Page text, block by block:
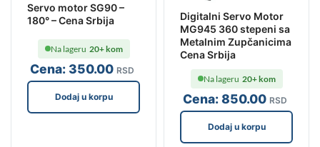
Servo motor SG90 –
180° – Cena Srbija
Cena:350.00 RSD
Na lageru 20+ kom
Dodaj u korpu
Digitalni Servo Motor
MG945 360 stepeni sa
Metalnim Zupčanicima
Cena Srbija
Cena:850.00 RSD
Na lageru 20+ kom
Dodaj u korpu